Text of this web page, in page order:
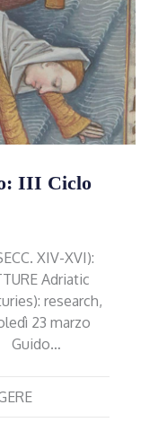
III Ciclo
XIV-XVI):
Adriatic
research,
23 marzo
Guido…